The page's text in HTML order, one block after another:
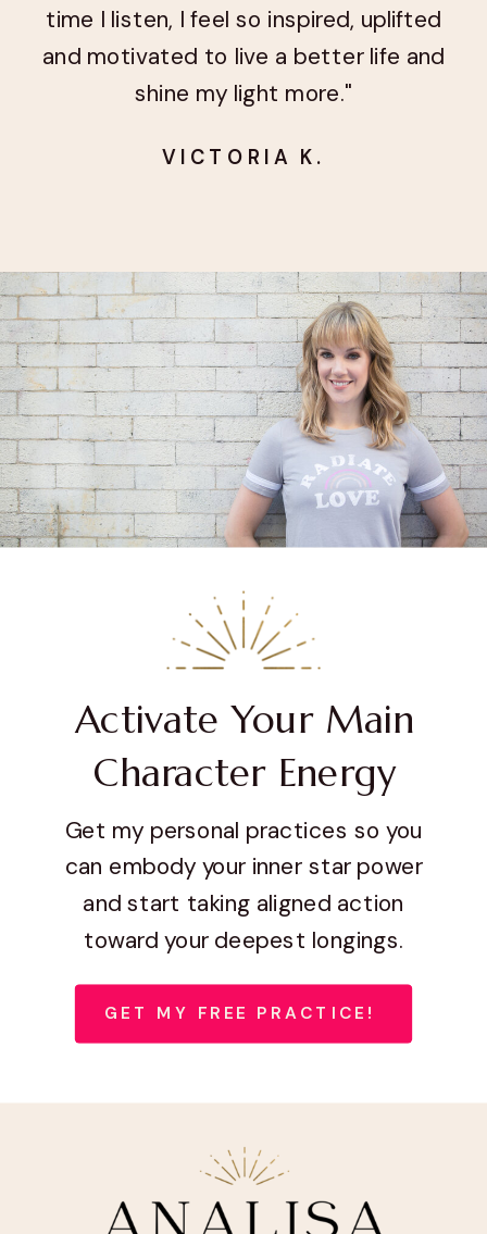
VICTORIA K.
time I listen, I feel so inspired, uplifted
and motivated to live a better life and
shine my light more."
Activate Your Main
Character Energy
Get my personal practices so you
can embody your inner star power
and start taking aligned action
toward your deepest longings.
GET MY FREE PRACTICE!